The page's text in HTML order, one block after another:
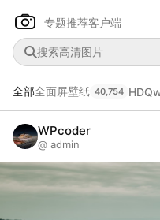
专题推荐客户端
全部全面屏壁纸 40,754
WPcoder
@ admin
Author Name
分类